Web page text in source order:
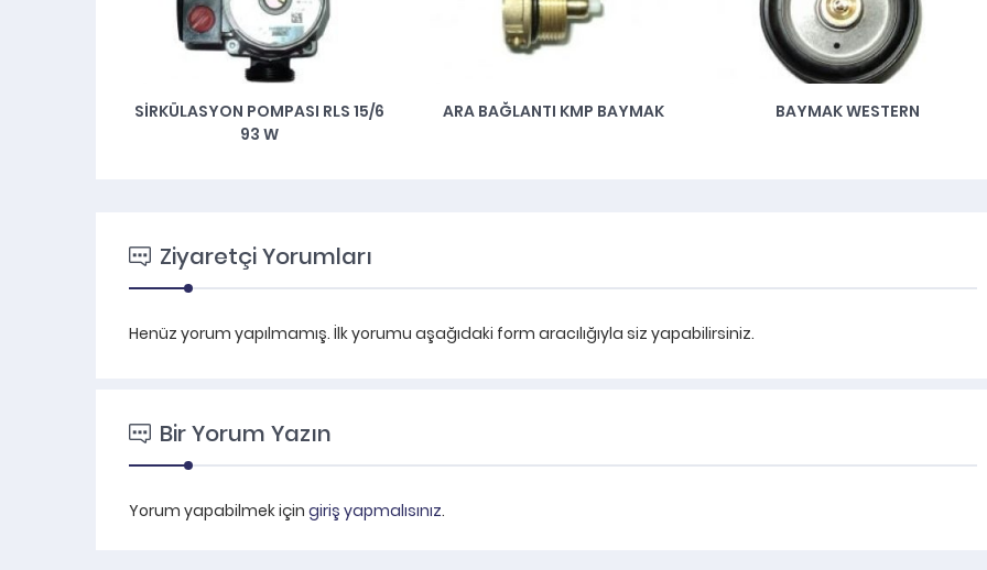
SİRKÜLASYON POMPASI RLS 15/6
93 W
ARA BAĞLANTI KMP BAYMAK BAYMAK WESTERN
Ziyaretçi Yorumları
Henüz yorum yapılmamış. İlk yorumu aşağıdaki form aracılığıyla siz yapabilirsiniz.
Bir Yorum Yazın
Yorum yapabilmek için giriş yapmalısınız.